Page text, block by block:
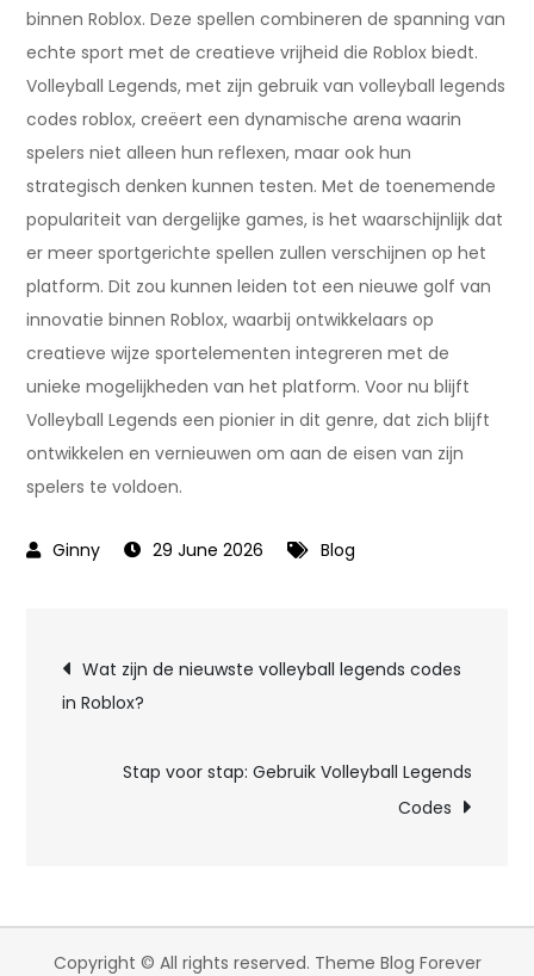
binnen Roblox. Deze spellen combineren de spanning van
echte sport met de creatieve vrijheid die Roblox biedt.
Volleyball Legends, met zijn gebruik van volleyball legends
codes roblox, creëert een dynamische arena waarin
spelers niet alleen hun reflexen, maar ook hun
strategisch denken kunnen testen. Met de toenemende
populariteit van dergelijke games, is het waarschijnlijk dat
er meer sportgerichte spellen zullen verschijnen op het
platform. Dit zou kunnen leiden tot een nieuwe golf van
innovatie binnen Roblox, waarbij ontwikkelaars op
creatieve wijze sportelementen integreren met de
unieke mogelijkheden van het platform. Voor nu blijft
Volleyball Legends een pionier in dit genre, dat zich blijft
ontwikkelen en vernieuwen om aan de eisen van zijn
spelers te voldoen.
29 June 2026 Blog
Post
navigation
Wat zijn de nieuwste volleyball legends codes
in Roblox?
Stap voor stap: Gebruik Volleyball Legends
Codes
Copyright © All rights reserved. Theme Blog Forever